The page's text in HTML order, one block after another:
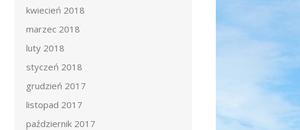
kwiecień 2018
marzec 2018
luty 2018
styczeń 2018
grudzień 2017
listopad 2017
październik 2017